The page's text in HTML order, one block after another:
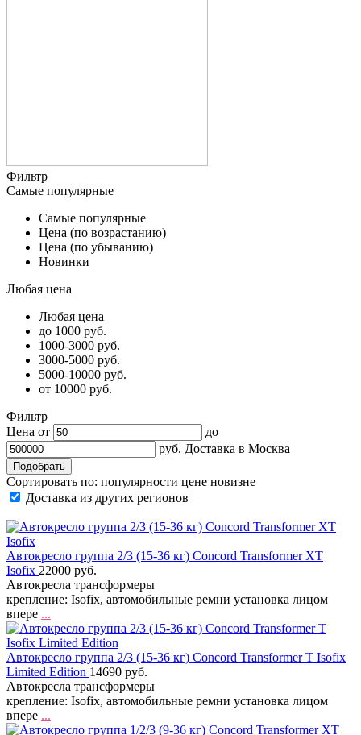
Фильтр
Самые популярные
Самые популярные
Цена (по возрастанию)
Цена (по убыванию)
Новинки
Любая цена
Любая цена
до 1000 руб.
1000-3000 руб.
3000-5000 руб.
5000-10000 руб.
от 10000 руб.
Фильтр
Цена от
до
руб. Доставка в Москва
Сортировать по: популярности цене новизне
Доставка из других регионов
Автокресло группа 2/3 (15-36 кг) Concord Transformer XT
Isofix 22000 руб.
Автокресла трансформеры
крепление: Isofix, автомобильные ремни установка лицом
впере ...
Автокресло группа 2/3 (15-36 кг) Concord Transformer T Isofix
Limited Edition 14690 руб.
Автокресла трансформеры
крепление: Isofix, автомобильные ремни установка лицом
впере ...